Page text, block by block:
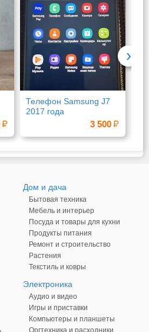
Телефон Samsung J7
2017 года
3 500
›
Дом и дача
Бытовая техника
Мебель и интерьер
Посуда и товары для кухни
Продукты питания
Ремонт и строительство
Растения
Текстиль и ковры
Электроника
Аудио и видео
Игры и приставки
Компьютеры и планшеты
Оргтехника и расходники